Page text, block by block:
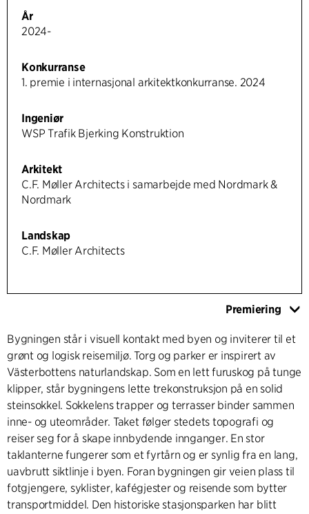
År
2024-
Konkurranse
1. premie i internasjonal arkitektkonkurranse. 2024
Ingeniør
WSP Trafik Bjerking Konstruktion
Arkitekt
C.F. Møller Architects i samarbejde med Nordmark &
Nordmark
Landskap
C.F. Møller Architects
Premiering
Bygningen står i visuell kontakt med byen og inviterer til et
grønt og logisk reisemiljø. Torg og parker er inspirert av
Västerbottens naturlandskap. Som en lett furuskog på tunge
klipper, står bygningens lette trekonstruksjon på en solid
steinsokkel. Sokkelens trapper og terrasser binder sammen
inne- og uteområder. Taket følger stedets topografi og
reiser seg for å skape innbydende innganger. En stor
taklanterne fungerer som et fyrtårn og er synlig fra en lang,
uavbrutt siktlinje i byen. Foran bygningen gir veien plass til
fotgjengere, syklister, kafégjester og reisende som bytter
transportmiddel. Den historiske stasjonsparken har blitt